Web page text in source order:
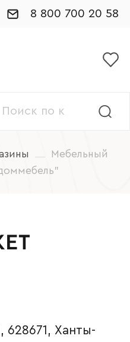
8 800 700 20 58
Мебельный
Ханты-